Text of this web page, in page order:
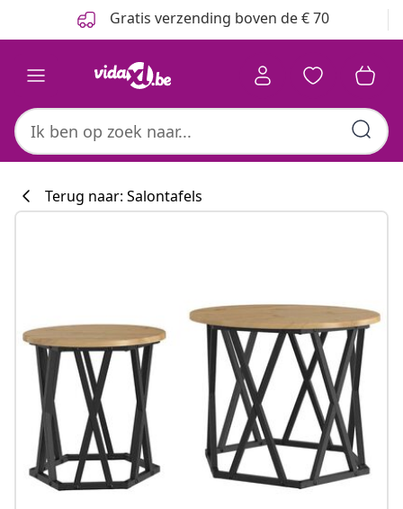
Gratis verzending boven de € 70
Terug naar: Salontafels